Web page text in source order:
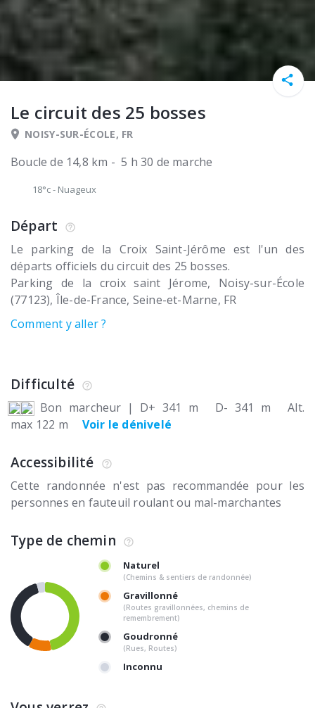
Le circuit des 25 bosses
NOISY-SUR-ÉCOLE, FR
Boucle de 14,8 km - 5 h 30 de marche
18°c- Nuageux
Départ
Le parking de la Croix Saint-Jérôme est l'un des
départs officiels du circuit des 25 bosses.
Parking de la croix saint Jérome
Noisy-sur-École
(77123) Île-de-France, Seine-et-Marne FR
Comment y aller ?
Difficulté
Bon marcheur | D+ 341 m D- 341 m
Alt.
max 122 m
Voir le dénivelé
Accessibilité
Cette randonnée n'est pas recommandée pour les
personnes en fauteuil roulant ou mal-marchantes
Type de chemin
Naturel
(Chemins & sentiers de randonnée)
Gravillonné
(Routes gravillonnées, chemins de
remembrement)
Goudronné
(Rues, Routes)
Inconnu